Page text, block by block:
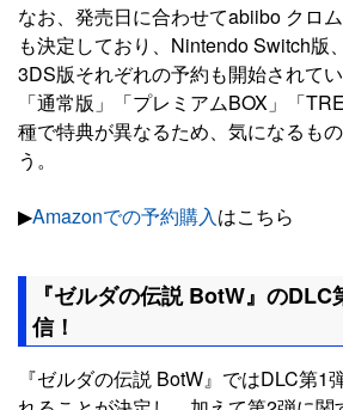
なお、発売日に合わせてabiibo クロ
も決定しており、Nintendo Switch版
3DS版それぞれの予約も開始されてい
「通常版」「プレミアムBOX」「
種で特典が異なるため、気になるも
う。
▶︎Amazonでの予約購入はこちら
『ゼルダの伝説 BotW』の
信！
『ゼルダの伝説 BotW』ではDLC第1